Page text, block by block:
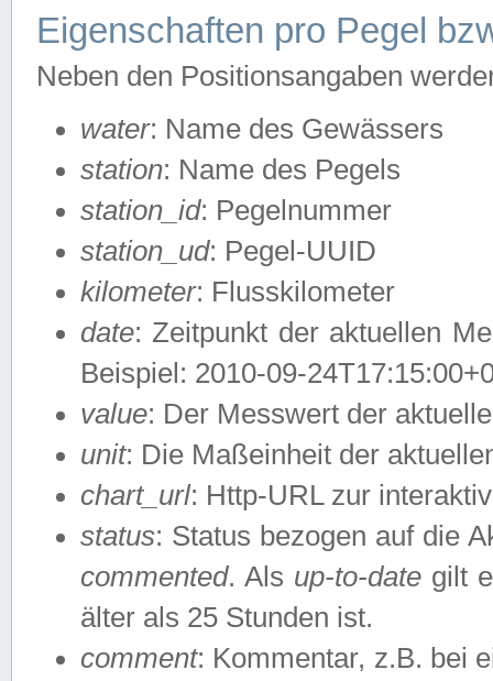
Eigenschaften pro Pegel
Neben den Positionsangaben
water: Name des Gewässers
station: Name des Pegels
station_id: Pegelnummer
station_ud: Pegel-UUID
kilometer: Flusskilometer
date: Zeitpunkt der aktuellen
Beispiel: 2010-09-
value: Der Messwert der
unit: Die Maßeinheit der
chart_url: Http-URL zur
status: Status bezogen auf die
commented. Als up-to-date gilt
älter als 25 Stunden ist.
comment: Kommentar, z.B. bei